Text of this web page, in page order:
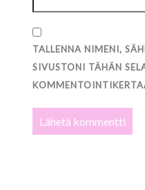
TALLENNA NIMENI,
SIVUSTONI TÄHÄN